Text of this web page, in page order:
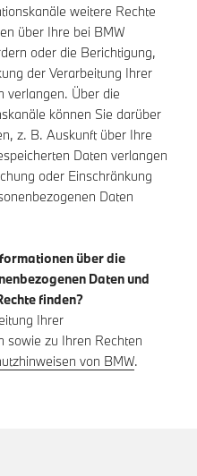
weitere Rechte
über Ihre bei BMW
oder die Berichtigung,
der Verarbeitung Ihrer
verlangen. Über die
können Sie darüber
z. B. Auskunft über Ihre
Daten verlangen
oder Einschränkung
Daten
über die
Daten und
finden?
Ihrer
sowie zu Ihren Rechten
von BMW.